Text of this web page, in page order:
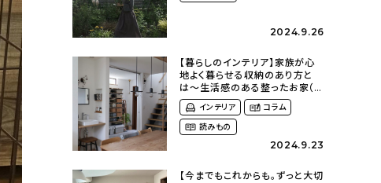
2024.9.26
【暮らしのインテリア】家族が心
地よく暮らせる収納のあり方と
は〜生活感のある整ったお家（
kaya___ieさん）
インテリア
コラム
読みもの
2024.9.23
【今までもこれからも。ずっと大切